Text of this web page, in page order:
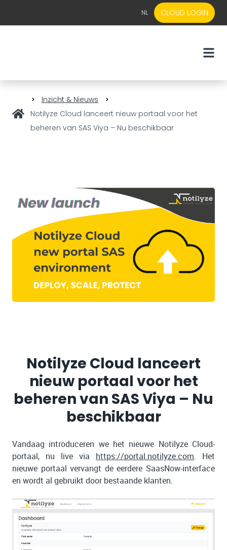
NL CLOUD LOGIN
Inzicht & Nieuws
Notilyze Cloud lanceert nieuw portaal voor het
beheren van SAS Viya – Nu beschikbaar
Notilyze Cloud lanceert
nieuw portaal voor het
beheren van SAS Viya – Nu
beschikbaar
Vandaag introduceren we het nieuwe Notilyze Cloud-
portaal, nu live via https://portal.notilyze.com. Het
nieuwe portaal vervangt de eerdere SaasNow-interface
en wordt al gebruikt door bestaande klanten.